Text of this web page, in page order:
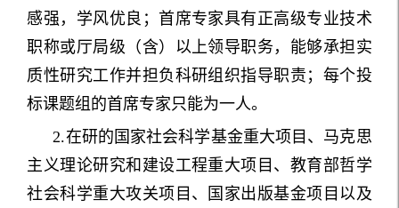
感强，学风优良；首席专家具有正高级专业技术
职称或厅局级（含）以上领导职务，能够承担实
质性研究工作并担负科研组织指导职责；每个投
标课题组的首席专家只能为一人。
2.在研的国家社会科学基金重大项目、马克思
主义理论研究和建设工程重大项目、教育部哲学
社会科学重大攻关项目、国家出版基金项目以及